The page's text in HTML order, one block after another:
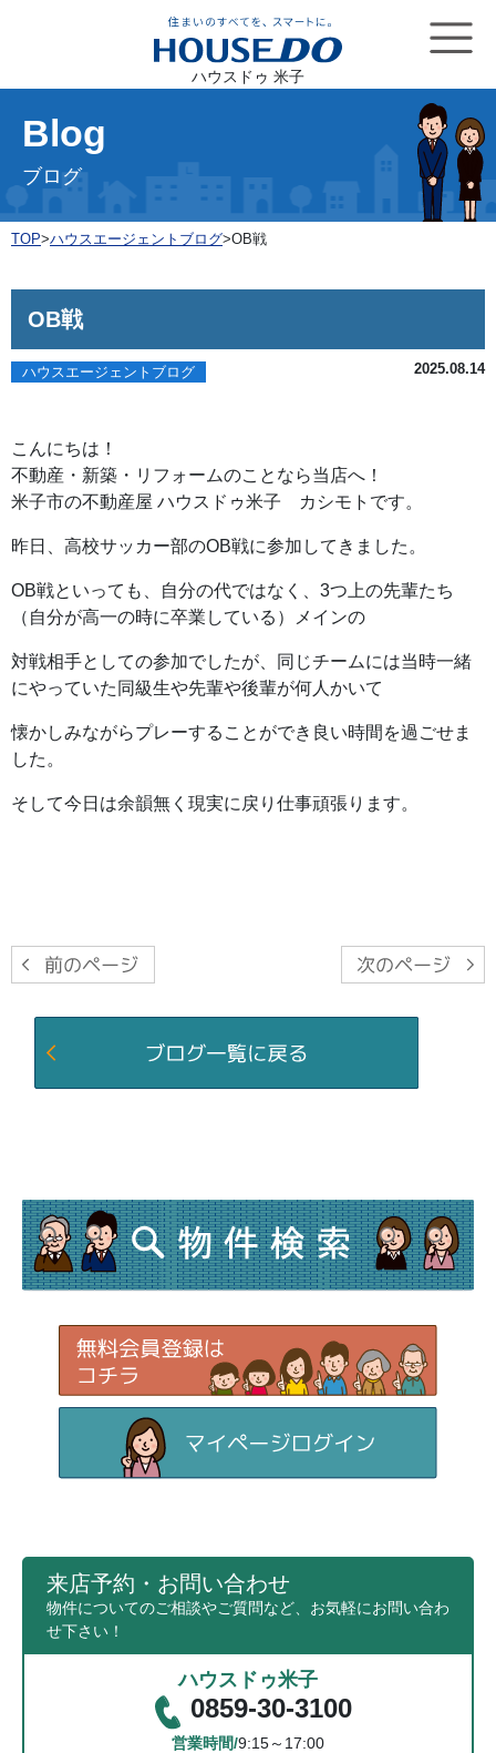
ハウスドゥ 米子
Blog
ブログ
TOP>ハウスエージェントブログ>OB戦
OB戦
ハウスエージェントブログ 2025.08.14
こんにちは！
不動産・新築・リフォームのことなら当店へ！
米子市の不動産屋 ハウスドゥ米子 カシモトです。
昨日、高校サッカー部のOB戦に参加してきました。
OB戦といっても、自分の代ではなく、3つ上の先輩たち
（自分が高一の時に卒業している）メインの
対戦相手としての参加でしたが、同じチームには当時一緒
にやっていた同級生や先輩や後輩が何人かいて
懐かしみながらプレーすることができ良い時間を過ごせま
した。
そして今日は余韻無く現実に戻り仕事頑張ります。
来店予約・お問い合わせ
物件についてのご相談やご質問など、お気軽にお問い合わ
せ下さい！
ハウスドゥ米子
0859-30-3100
営業時間/9:15～17:00